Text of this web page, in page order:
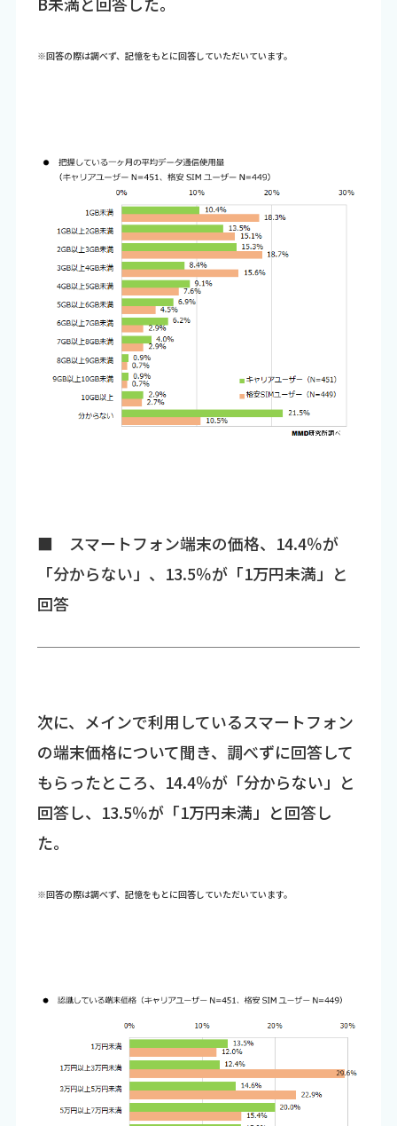
※回答の際は調べず、記憶をもとに回答していただいています。
■ スマートフォン端末の価格、14.4％が
「分からない」、13.5％が「1万円未満」と
回答
次に、メインで利用しているスマートフォン
の端末価格について聞き、調べずに回答して
もらったところ、14.4％が「分からない」と
回答し、13.5％が「1万円未満」と回答し
た。
※回答の際は調べず、記憶をもとに回答していただいています。